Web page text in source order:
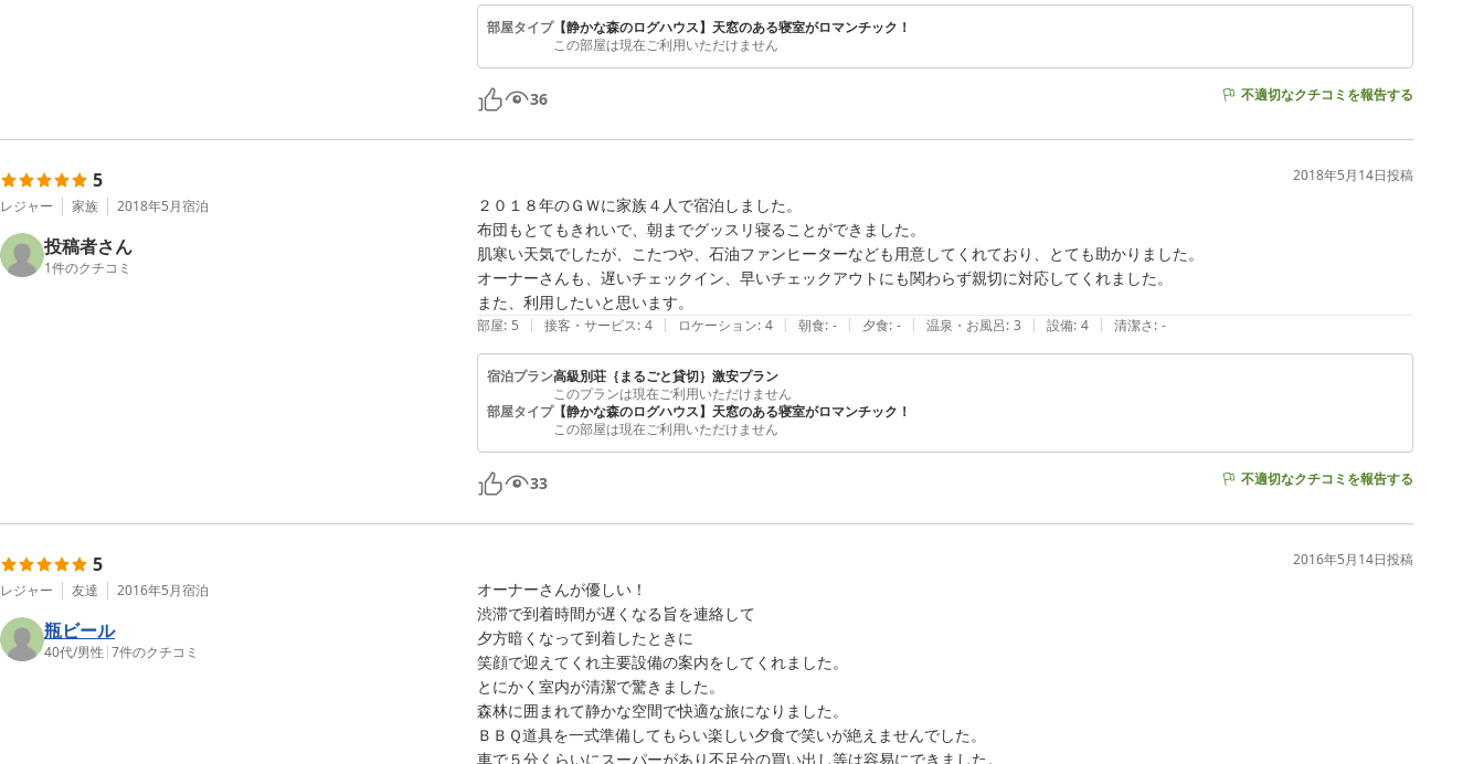
部屋タイプ【静かな森のログハウス】天窓のある寝室がロマンチック！
この部屋は現在ご利用いただけません
36 不適切なクチコミを報告する
5
レジャー 家族 2018年5月宿泊
投稿者さん
1件のクチコミ
2018年5月14日投稿
２０１８年のＧＷに家族４人で宿泊しました。
布団もとてもきれいで、朝までグッスリ寝ることができました。
肌寒い天気でしたが、こたつや、石油ファンヒーターなども用意してくれており、とても助かりました。
オーナーさんも、遅いチェックイン、早いチェックアウトにも関わらず親切に対応してくれました。
また、利用したいと思います。
部屋: 5 | 接客・サービス: 4 | ロケーション: 4 | 朝食: - | 夕食: - | 温泉・お風呂: 3 | 設備: 4 | 清潔さ: -
宿泊プラン高級別荘｛まるごと貸切｝激安プラン
このプランは現在ご利用いただけません
部屋タイプ【静かな森のログハウス】天窓のある寝室がロマンチック！
この部屋は現在ご利用いただけません
33 不適切なクチコミを報告する
5
レジャー 友達 2016年5月宿泊
瓶ビール
40代/男性 |7件のクチコミ
2016年5月14日投稿
オーナーさんが優しい！
渋滞で到着時間が遅くなる旨を連絡して
夕方暗くなって到着したときに
笑顔で迎えてくれ主要設備の案内をしてくれました。
とにかく室内が清潔で驚きました。
森林に囲まれて静かな空間で快適な旅になりました。
ＢＢＱ道具を一式準備してもらい楽しい夕食で笑いが絶えませんでした。
車で５分くらいにスーパーがあり不足分の買い出し等は容易にできました。